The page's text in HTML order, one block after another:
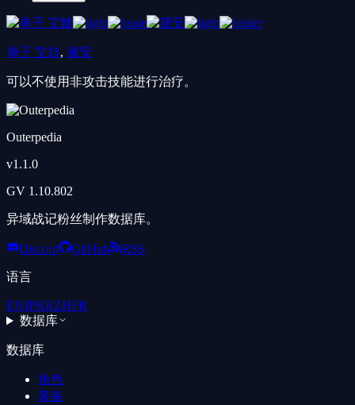
单子 艾娃, 黛安
可以不使用非攻击技能进行治疗。
Outerpedia
v1.1.0
GV 1.10.802
异域战记粉丝制作数据库。
Discord GitHub RSS
语言
ENJPKRZHFR
数据库
数据库
角色
装备